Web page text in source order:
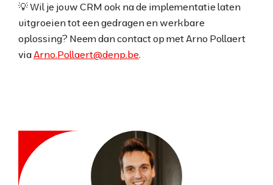
💡 Wil je jouw CRM ook na de implementatie laten
uitgroeien tot een gedragen en werkbare
oplossing? Neem dan contact op met Arno Pollaert
viaArno.Pollaert@denp.be.